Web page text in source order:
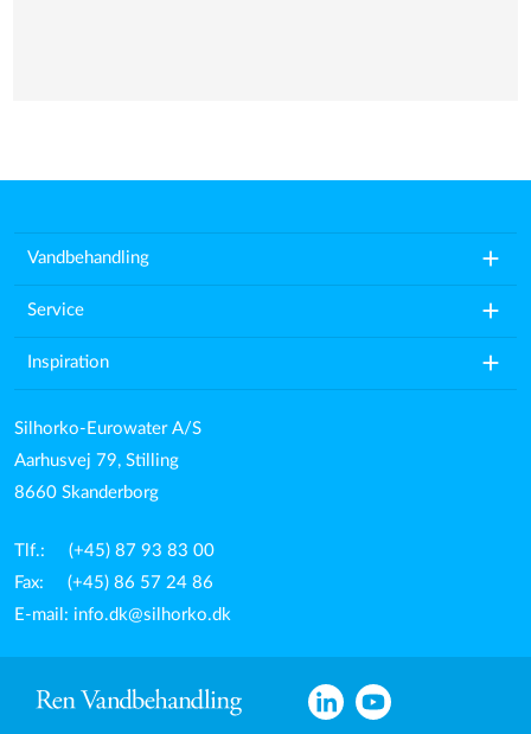
Vandbehandling add
Service add
Inspiration add
Silhorko-Eurowater A/S
Aarhusvej 79, Stilling
8660 Skanderborg
Tlf.: (+45) 87 93 83 00
Fax: (+45) 86 57 24 86
E-mail: info.dk@silhorko.dk